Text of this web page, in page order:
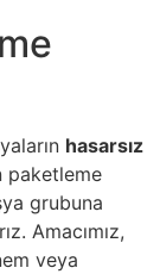
hasarsız
paketleme
grubuna
Amacımız,
veya